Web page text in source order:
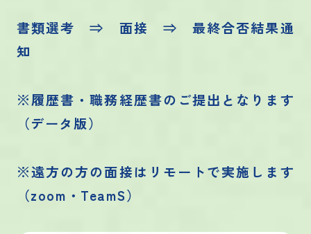
書類選考 ⇒ 面接 ⇒ 最終合否結果通
知
※履歴書・職務経歴書のご提出となります
（データ版）
※遠方の方の面接はリモートで実施します
（zoom・TeamS）